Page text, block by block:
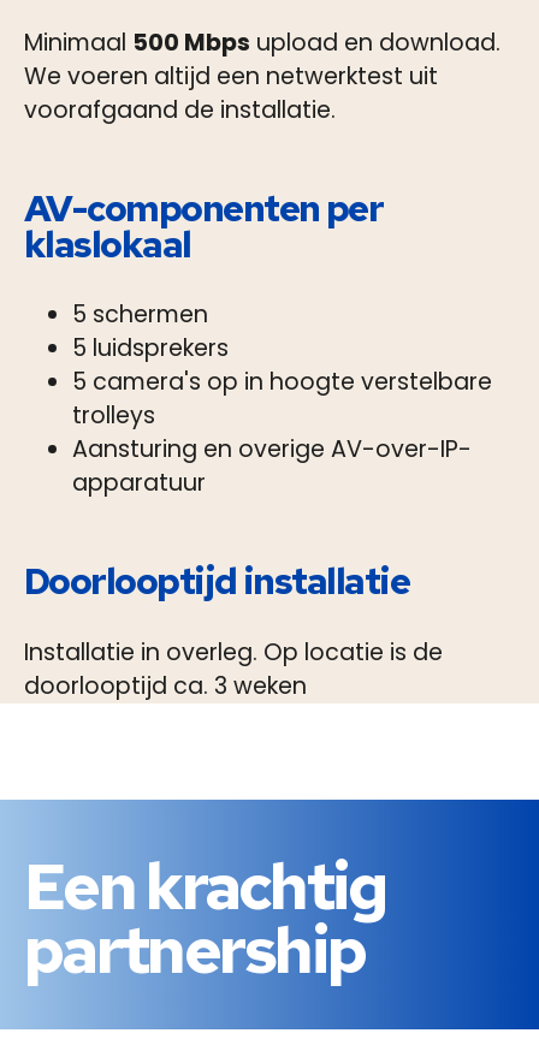
Minimaal 500 Mbps upload en download.
We voeren altijd een netwerktest uit
voorafgaand de installatie.
AV-componenten per
klaslokaal
5 schermen
5 luidsprekers
5 camera's op in hoogte verstelbare
trolleys
Aansturing en overige AV-over-IP-
apparatuur
Doorlooptijd installatie
Installatie in overleg. Op locatie is de
doorlooptijd ca. 3 weken
Eenkrachtig
partnership